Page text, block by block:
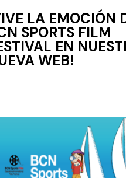
LA EMOCIÓN
SPORTS FILM
EN
WEB!